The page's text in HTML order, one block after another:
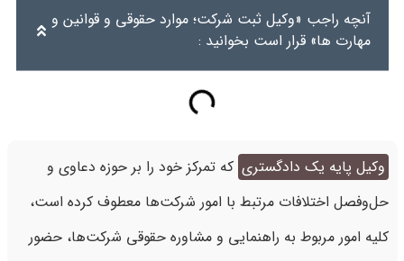
آنچه راجب «وکیل ثبت شرکت؛ موارد حقوقی و قوانین و
مهارت ها» قرار است بخوانید :
وکیل پایه یک دادگستری که تمرکز خود را بر حوزه دعاوی و
حل‌وفصل اختلافات مرتبط با امور شرکت‌ها معطوف کرده است،
کلیه امور مربوط به راهنمایی و مشاوره حقوقی شرکت‌ها، حضور